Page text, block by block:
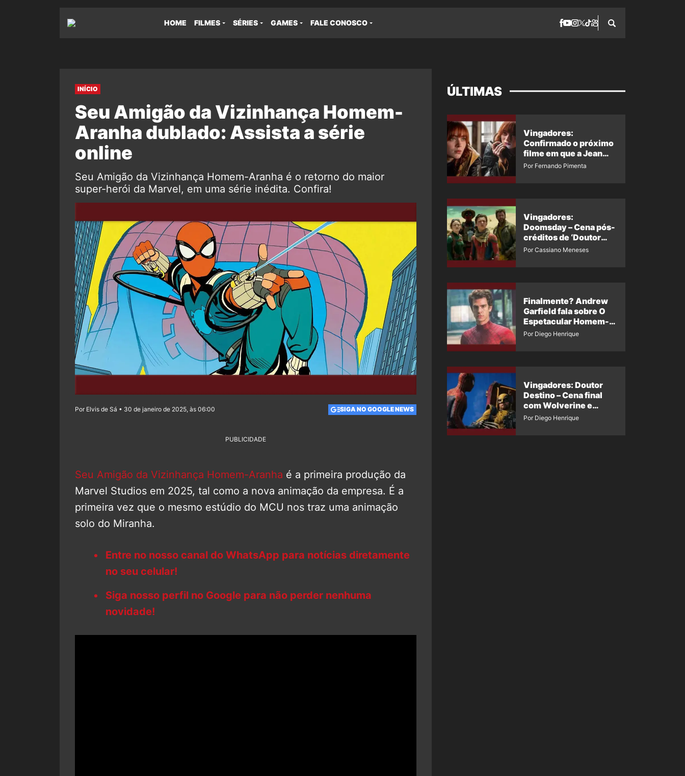
HOME FILMES SÉRIES GAMES FALE CONOSCO
INÍCIO
Seu Amigão da Vizinhança Homem-
Aranha dublado: Assista a série
online
Seu Amigão da Vizinhança Homem-Aranha é o retorno do maior
super-herói da Marvel, em uma série inédita. Confira!
Por Elvis de Sá • 30 de janeiro de 2025, às 06:00 SIGA NO GOOGLE NEWS
PUBLICIDADE
Seu Amigão da Vizinhança Homem-Aranha é a primeira produção da
Marvel Studios em 2025, tal como a nova animação da empresa. É a
primeira vez que o mesmo estúdio do MCU nos traz uma animação
solo do Miranha.
Entre no nosso canal do WhatsApp para notícias diretamente
no seu celular!
Siga nosso perfil no Google para não perder nenhuma
novidade!
ÚLTIMAS
Vingadores:
Confirmado o próximo
filme em que a Jean
Grey irá aparecer
Por Fernando Pimenta
Vingadores:
Doomsday – Cena pós-
créditos de ‘Doutor
Destino’ é revelada
Por Cassiano Meneses
Finalmente? Andrew
Garfield fala sobre O
Espetacular Homem-
Aranha 3
Por Diego Henrique
Vingadores: Doutor
Destino – Cena final
com Wolverine e
Homem-Aranha de
Por Diego Henrique